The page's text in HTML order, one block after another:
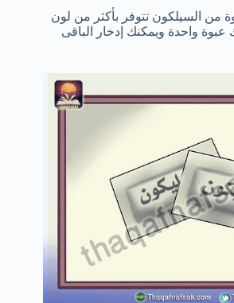
من السيلكون تتوفر بأكثر من لون
عبوة واحدة ويمكنك إدخار الباقى